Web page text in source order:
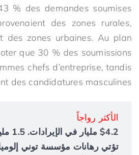
% des demandes soumises
des zones rurales,
des zones urbaines. Au plan
que 30 % des soumissions
chefs d’entreprise, tandis
des candidatures masculines.
الأكثر رواجاً
$4.2
تؤتي رهانات مؤسسة توني